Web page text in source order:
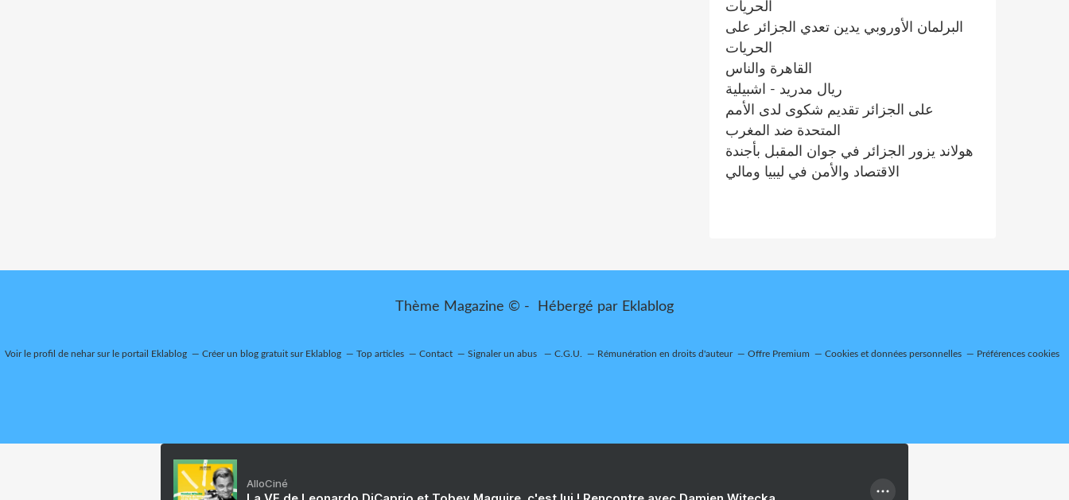
الحريات
البرلمان الأوروبي يدين تعدي الجزائر على
الحريات
القاهرة والناس
ريال مدريد - اشبيلية
على الجزائر تقديم شكوى لدى الأمم
المتحدة ضد المغرب
هولاند يزور الجزائر في جوان المقبل بأجندة
الاقتصاد والأمن في ليبيا ومالي
Thème Magazine © - Hébergé par Eklablog
Voir le profil de neharsur le portail Eklablog Créer un blog gratuit sur Eklablog Top articles Contact Signaler un abus C.G.U. Rémunération en droits d'auteur Offre Premium Cookies et données personnelles Préférences cookies
AlloCiné